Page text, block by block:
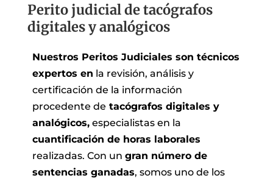
Perito judicial de tacógrafos
digitales y analógicos
Nuestros Peritos Judiciales son técnicos
expertos en la revisión, análisis y
certificación de la información
procedente de tacógrafos digitales y
analógicos,especialistas en la
cuantificación de horas laborales
realizadas. Con un gran número de
sentencias ganadas, somos uno de los